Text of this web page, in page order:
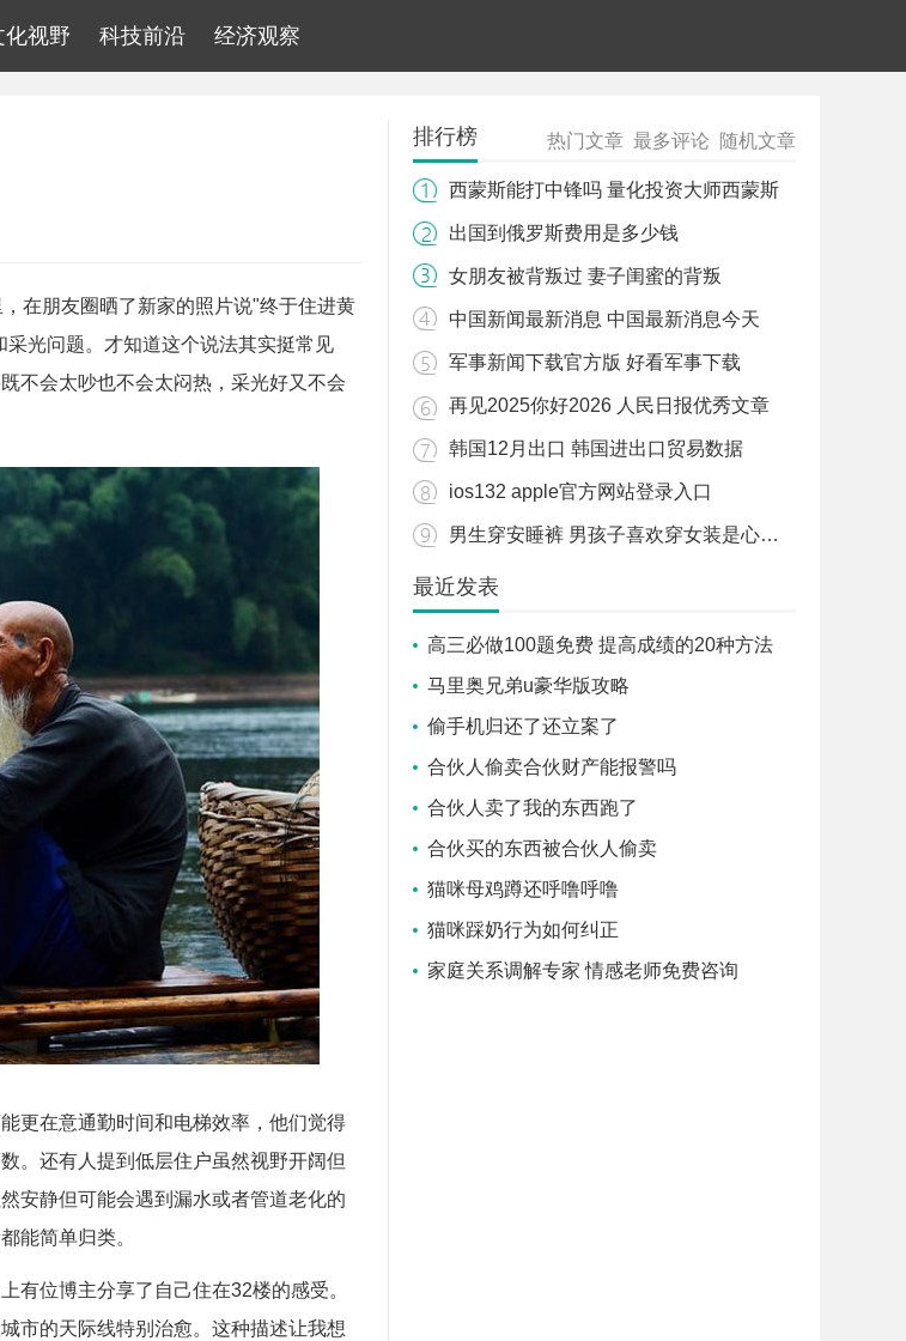
化视野 科技前沿 经济观察
在朋友圈晒了新家的照片说"终于住进黄
光问题。才知道这个说法其实挺常见
不会太吵也不会太闷热，采光好又不会
更在意通勤时间和电梯效率，他们觉得
。还有人提到低层住户虽然视野开阔但
安静但可能会遇到漏水或者管道老化的
能简单归类。
有位博主分享了自己住在32楼的感受。
市的天际线特别治愈。这种描述让我想
排行榜 热门文章 最多评论 随机文章
西蒙斯能打中锋吗 量化投资大师西蒙斯
出国到俄罗斯费用是多少钱
女朋友被背叛过 妻子闺蜜的背叛
中国新闻最新消息 中国最新消息今天
军事新闻下载官方版 好看军事下载
再见2025你好2026 人民日报优秀文章
韩国12月出口 韩国进出口贸易数据
ios132 apple官方网站登录入口
男生穿安睡裤 男孩子喜欢穿女装是心理疾病吗
最近发表
高三必做100题免费 提高成绩的20种方法
马里奥兄弟u豪华版攻略
偷手机归还了还立案了
合伙人偷卖合伙财产能报警吗
合伙人卖了我的东西跑了
合伙买的东西被合伙人偷卖
猫咪母鸡蹲还呼噜呼噜
猫咪踩奶行为如何纠正
家庭关系调解专家 情感老师免费咨询